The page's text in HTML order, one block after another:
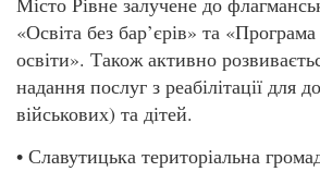
«Освіта без бар’єрів» та
освіти». Також активно
надання послуг з реабілітації для
військових) та дітей.
• Славутицька територіальна